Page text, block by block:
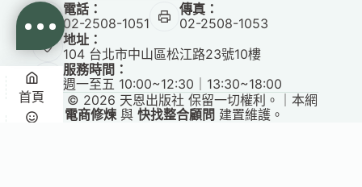
電話：
02-2508-1051
傳真：
02-2508-1053
地址：
104 台北市中山區松江路23號10樓
服務時間：
週一至五 10:00~12:30｜13:30~18:00
Copyright © 2026 天恩出版社 保留一切權利。｜本網
站由 電商修煉與快找整合顧問 建置維護。
首頁